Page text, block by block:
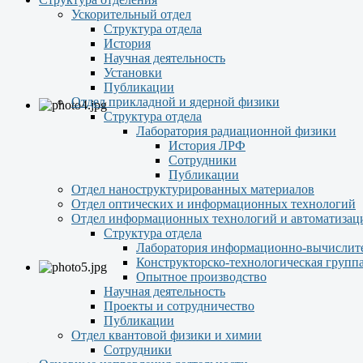
Ускорительный отдел
Структура отдела
История
Научная деятельность
Установки
Публикации
Отдел прикладной и ядерной физики
Структура отдела
Лаборатория радиационной физики
История ЛРФ
Сотрудники
Публикации
Отдел наноструктурированных материалов
Отдел оптических и информационных технологий
Отдел информационных технологий и
Структура отдела
Лаборатория информационно-
Конструкторско-технологическая группа
Опытное производство
Научная деятельность
Проекты и сотрудничество
Публикации
Отдел квантовой физики и химии
Сотрудники